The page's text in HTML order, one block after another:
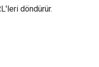
döndürür.